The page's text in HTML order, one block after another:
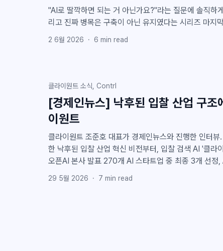
"AI로 딸깍하면 되는 거 아닌가요?"라는 질문에 솔직하
리고 진짜 병목은 구축이 아닌 유지였다는 시리즈 마지
2 6월 2026 · 6 min read
클라이원트 소식, Contrl
[경제인뉴스] 낙후된 입찰 산업 구조
이원트
클라이원트 조준호 대표가 경제인뉴스와 진행한 인터
한 낙후된 입찰 산업 혁신 비전부터, 입찰 검색 AI '클라
오픈AI 본사 발표 270개 AI 스타트업 중 최종 3개 선정,
미국 2,400조 조달 시장 진출 계획까지 정리했습니다.
29 5월 2026 · 7 min read